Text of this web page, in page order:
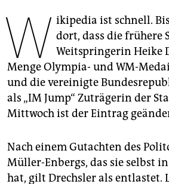
genossenschaft
epaper login
W ikipedia ist schnell.
dort, dass die frühere
Weitspringerin Heike
Menge Olympia- und WM-
und die vereinigte
als „IM Jump“ Zuträgerin der
Mittwoch ist der Eintrag
Nach einem Gutachten des
Müller-Enbergs, das sie selbst
hat, gilt Drechsler als entlastet.